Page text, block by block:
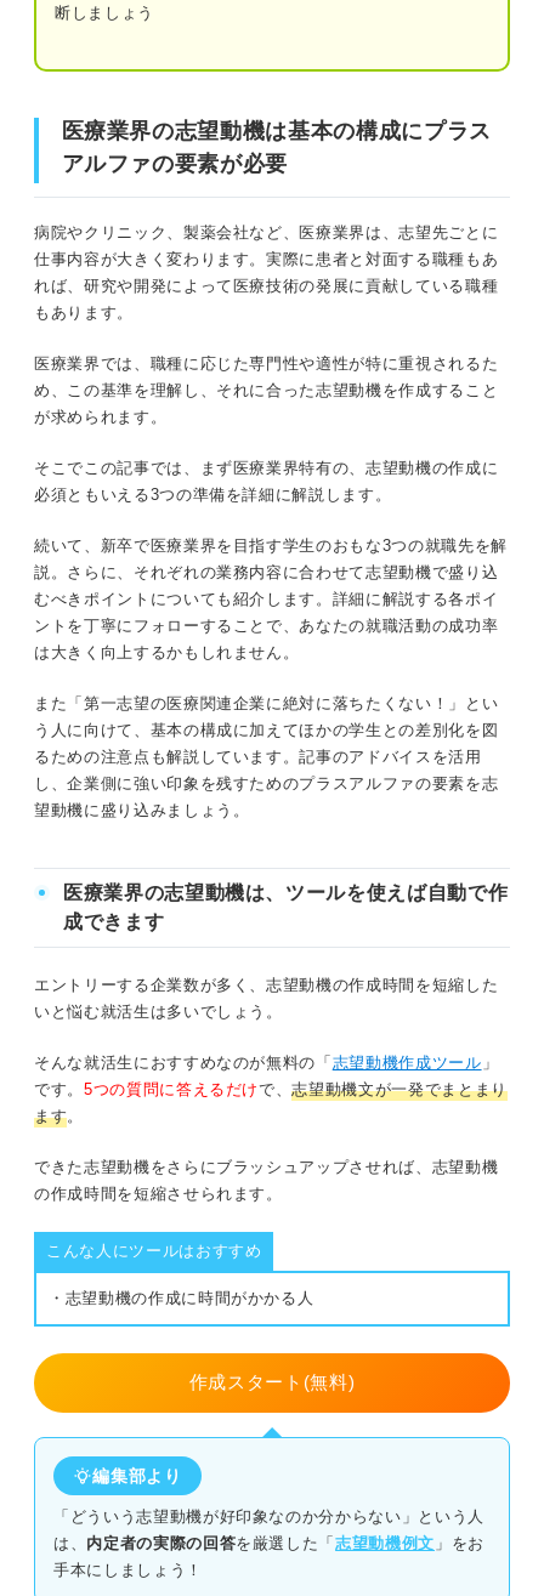
志望企業の医療機器の強み
医療機器と自分の接点
業界内での志望企業のポジションや特徴
②なぜその病院・企業か
医療業界の志望動機を作るときの注意点
「社会貢献がしたい・人の役に立ちたい」
は避ける
複数の職種に当てはまる書き方をしない
職種別に解説！ 医療業界の志望動機の例文
病院・クリニックの例文①
病院・クリニックの例文②
製薬会社の例文①
医療機器会社の例文②
職種ごとの独自性が光る志望動機で医療業界の就活
を突破しよう！
断しましょう
医療業界の志望動機は基本の構成にプラス
アルファの要素が必要
病院やクリニック、製薬会社など、医療業界は、志望先ごとに
仕事内容が大きく変わります。実際に患者と対面する職種もあ
れば、研究や開発によって医療技術の発展に貢献している職種
もあります。
医療業界では、職種に応じた専門性や適性が特に重視されるた
め、この基準を理解し、それに合った志望動機を作成すること
が求められます。
そこでこの記事では、まず医療業界特有の、志望動機の作成に
必須ともいえる3つの準備を詳細に解説します。
続いて、新卒で医療業界を目指す学生のおもな3つの就職先を解
説。さらに、それぞれの業務内容に合わせて志望動機で盛り込
むべきポイントについても紹介します。詳細に解説する各ポイ
ントを丁寧にフォローすることで、あなたの就職活動の成功率
は大きく向上するかもしれません。
また「第一志望の医療関連企業に絶対に落ちたくない！」とい
う人に向けて、基本の構成に加えてほかの学生との差別化を図
るための注意点も解説しています。記事のアドバイスを活用
し、企業側に強い印象を残すためのプラスアルファの要素を志
望動機に盛り込みましょう。
医療業界の志望動機は、ツールを使えば自動で作
成できます
エントリーする企業数が多く、志望動機の作成時間を短縮した
いと悩む就活生は多いでしょう。
そんな就活生におすすめなのが無料の「 志望動機作成ツール 」
です。 5つの質問に答えるだけで、志望動機文が一発でまとまり
ます。
できた志望動機をさらにブラッシュアップさせれば、志望動機
の作成時間を短縮させられます。
こんな人にツールはおすすめ
・志望動機の作成に時間がかかる人
作成スタート(無料)
編集部より
「どういう志望動機が好印象なのか分からない」という人
は、 内定者の実際の回答を厳選した「志望動機例文 」をお
手本にしましょう！
が必要
医療業界の志望動機を書く前に3つの準備をしよう
①医療業界の中で希望の職種を絞る
②希望する職種で求められるスキルを身に付ける
③企業や施設の情報を集める
新卒で医療業界を目指す学生のおもな3つの就職先は？
病院・クリニック
製薬会社
施設の魅力と絡める！ 病院・クリニックの志望動機で盛
り込みたい要素
自分の看護や医療に対する倫理観
その施設環境だからこそできること
たい要素
法規制に対する関心
会社の製品や理念への共感
競合との差別化は必須！ 医療機器会社の志望動機で盛り
込みたい要素
志望企業の医療機器の強み
医療機器と自分の接点
医療業界の志望動機の基本の書き方を押さえよう
②なぜその病院・企業か
③入社後にどのように貢献したいか
医療業界の志望動機を作るときの注意点